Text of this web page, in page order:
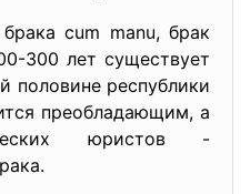
cum manu, брак
300 лет существует
половине республики
преобладающим, а
юристов -